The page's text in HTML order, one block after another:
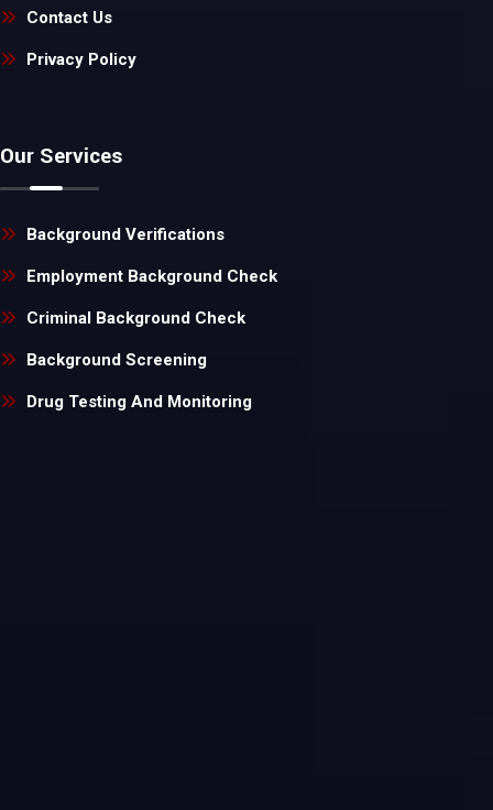
Contact Us
Privacy Policy
Our Services
Background Verifications
Employment Background Check
Criminal Background Check
Background Screening
Drug Testing And Monitoring